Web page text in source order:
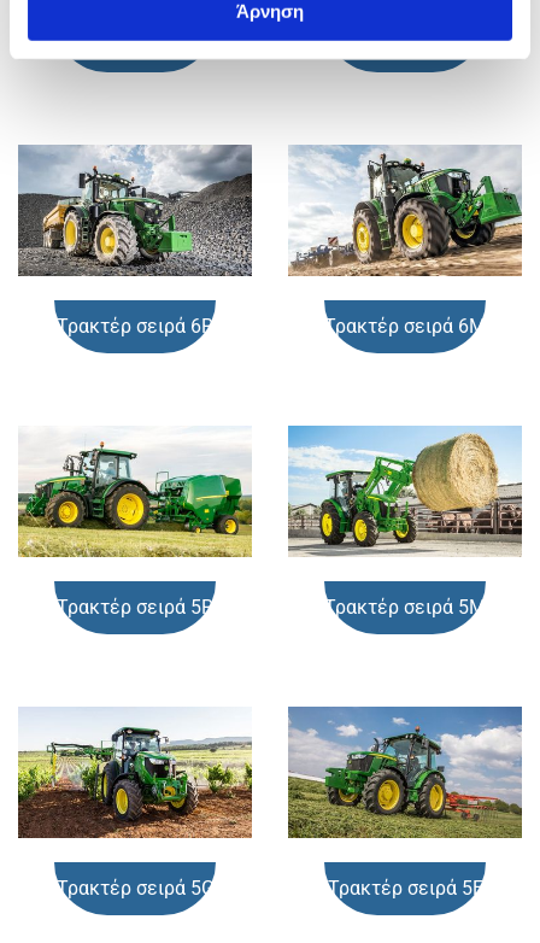
Άρνηση
Τρακτέρ σειρά 8 Τρακτέρ σειρά 7
Τρακτέρ σειρά 6R Τρακτέρ σειρά 6Μ
Τρακτέρ σειρά 5R Τρακτέρ σειρά 5Μ
Τρακτέρ σειρά 5G Τρακτέρ σειρά 5Ε